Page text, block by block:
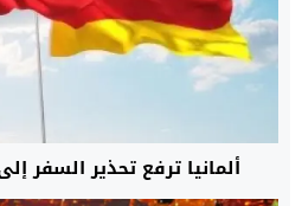
ألمانيا ترفع تحذير السفر